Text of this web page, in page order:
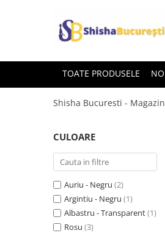
TOATE PRODUSELE
Shisha Bucuresti -
CULOARE
Auriu - Negru (2)
Argintiu - Negru (1)
Albastru - Transparent(1)
Rosu (3)